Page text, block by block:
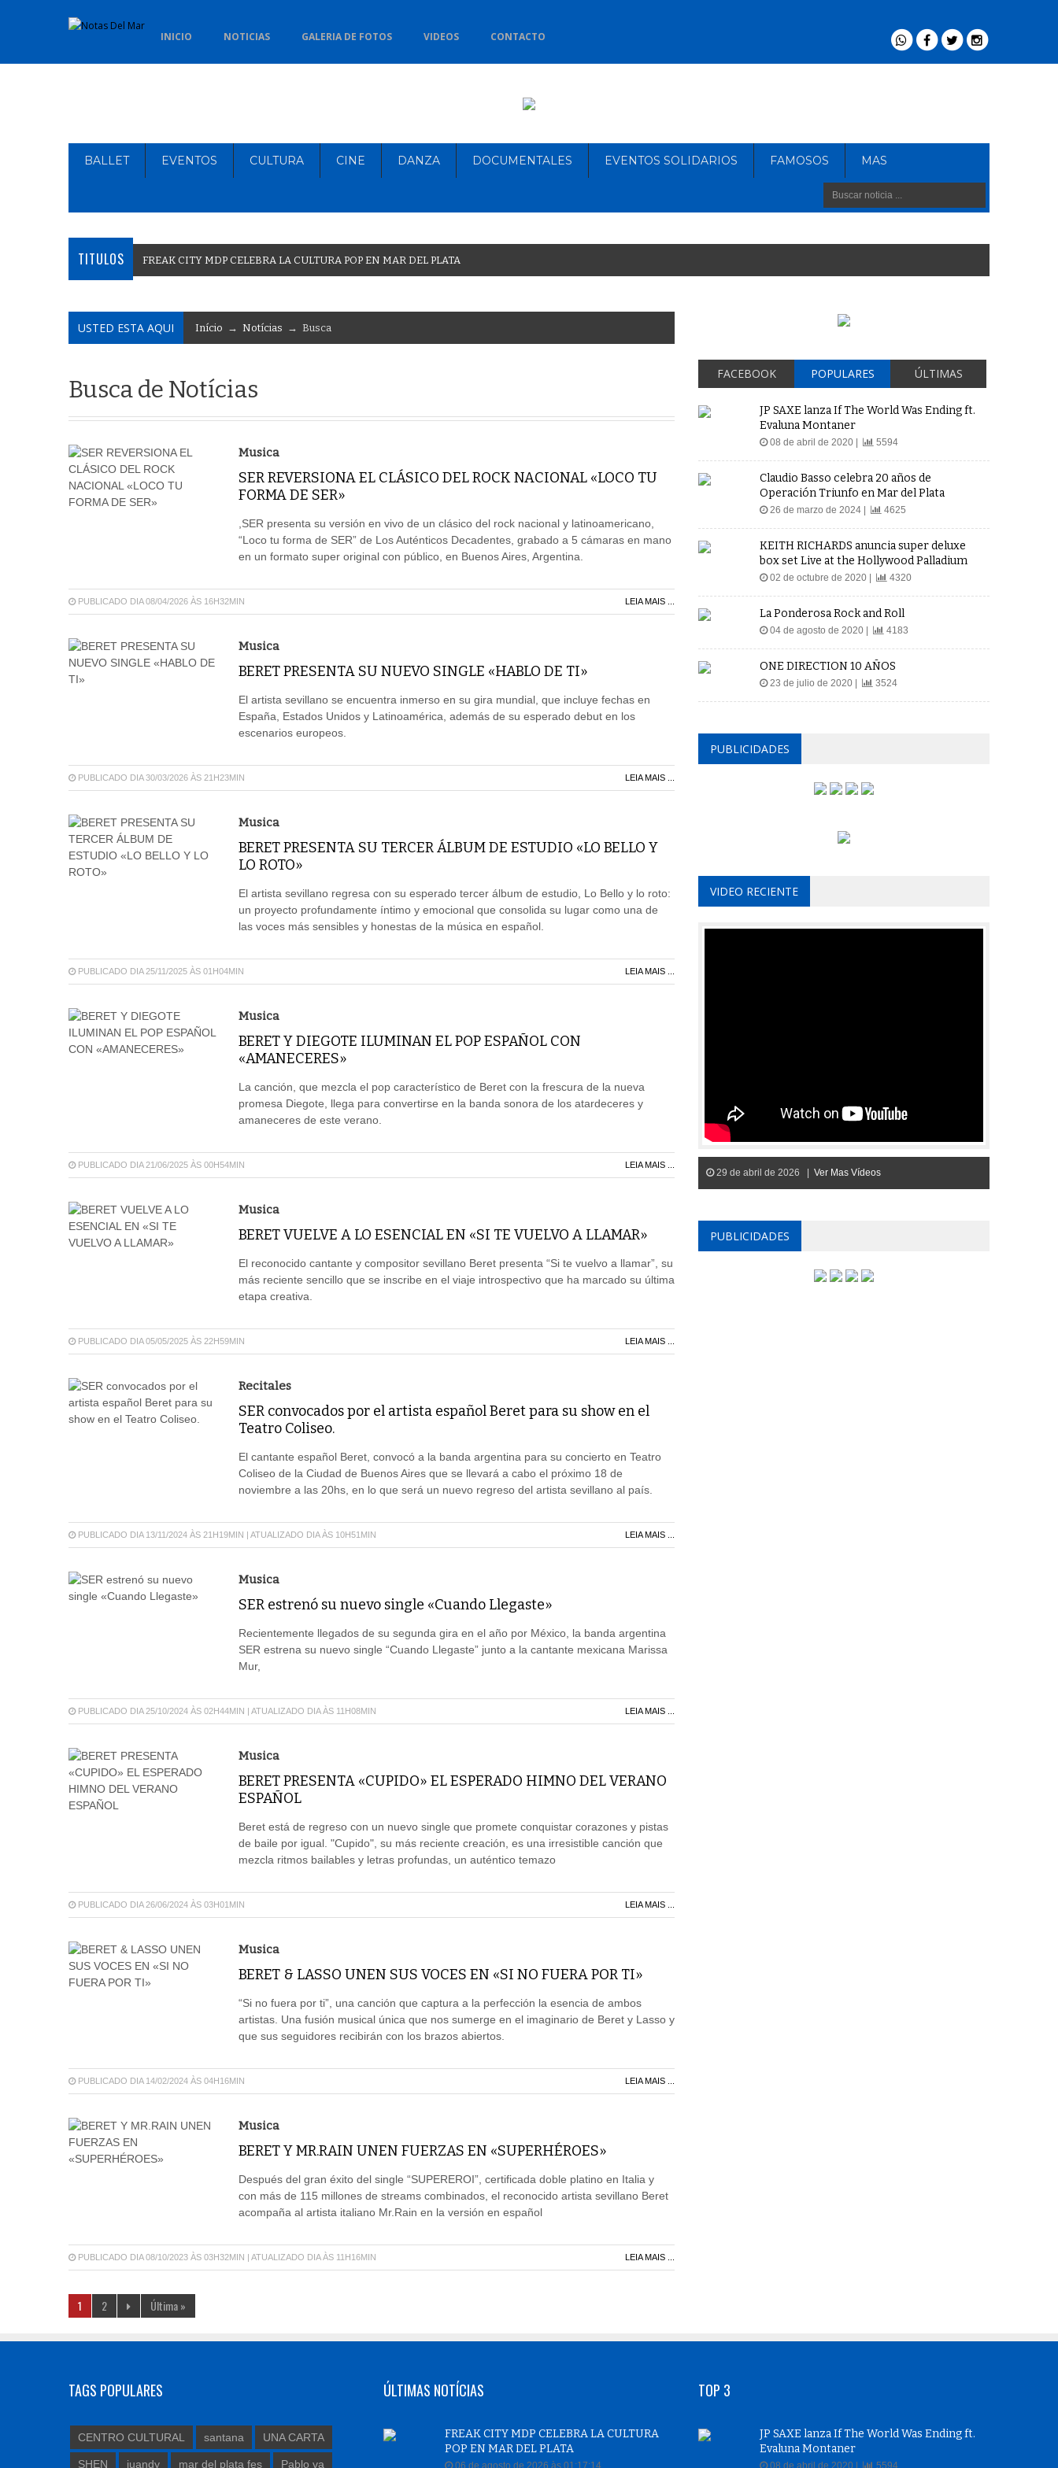
INICIO NOTICIAS GALERIA DE FOTOS VIDEOS CONTACTO
BALLET EVENTOS CULTURA CINE DANZA DOCUMENTALES EVENTOS SOLIDARIOS FAMOSOS MAS
TITULOS FREAK CITY MDP CELEBRA LA CULTURA POP EN MAR DEL PLATA
USTED ESTA AQUI Início → Notícias → Busca
Busca de Notícias
Musica
SER REVERSIONA EL CLÁSICO DEL ROCK NACIONAL «LOCO TU
FORMA DE SER»
,SER presenta su versión en vivo de un clásico del rock nacional y latinoamericano,
“Loco tu forma de SER” de Los Auténticos Decadentes, grabado a 5 cámaras en mano
en un formato super original con público, en Buenos Aires, Argentina.
PUBLICADO DIA 08/04/2026 ÀS 16H32MIN LEIA MAIS ...
Musica
BERET PRESENTA SU NUEVO SINGLE «HABLO DE TI»
El artista sevillano se encuentra inmerso en su gira mundial, que incluye fechas en
España, Estados Unidos y Latinoamérica, además de su esperado debut en los
escenarios europeos.
PUBLICADO DIA 30/03/2026 ÀS 21H23MIN LEIA MAIS ...
Musica
BERET PRESENTA SU TERCER ÁLBUM DE ESTUDIO «LO BELLO Y
LO ROTO»
El artista sevillano regresa con su esperado tercer álbum de estudio, Lo Bello y lo roto:
un proyecto profundamente íntimo y emocional que consolida su lugar como una de
las voces más sensibles y honestas de la música en español.
PUBLICADO DIA 25/11/2025 ÀS 01H04MIN LEIA MAIS ...
Musica
BERET Y DIEGOTE ILUMINAN EL POP ESPAÑOL CON
«AMANECERES»
La canción, que mezcla el pop característico de Beret con la frescura de la nueva
promesa Diegote, llega para convertirse en la banda sonora de los atardeceres y
amaneceres de este verano.
PUBLICADO DIA 21/06/2025 ÀS 00H54MIN LEIA MAIS ...
Musica
BERET VUELVE A LO ESENCIAL EN «SI TE VUELVO A LLAMAR»
El reconocido cantante y compositor sevillano Beret presenta “Si te vuelvo a llamar”, su
más reciente sencillo que se inscribe en el viaje introspectivo que ha marcado su última
etapa creativa.
PUBLICADO DIA 05/05/2025 ÀS 22H59MIN LEIA MAIS ...
Recitales
SER convocados por el artista español Beret para su show en el
Teatro Coliseo.
El cantante español Beret, convocó a la banda argentina para su concierto en Teatro
Coliseo de la Ciudad de Buenos Aires que se llevará a cabo el próximo 18 de
noviembre a las 20hs, en lo que será un nuevo regreso del artista sevillano al país.
PUBLICADO DIA 13/11/2024 ÀS 21H19MIN | ATUALIZADO DIA ÀS 10H51MIN LEIA MAIS ...
Musica
SER estrenó su nuevo single «Cuando Llegaste»
Recientemente llegados de su segunda gira en el año por México, la banda argentina
SER estrena su nuevo single “Cuando Llegaste” junto a la cantante mexicana Marissa
Mur,
PUBLICADO DIA 25/10/2024 ÀS 02H44MIN | ATUALIZADO DIA ÀS 11H08MIN LEIA MAIS ...
Musica
BERET PRESENTA «CUPIDO» EL ESPERADO HIMNO DEL VERANO
ESPAÑOL
Beret está de regreso con un nuevo single que promete conquistar corazones y pistas
de baile por igual. "Cupido", su más reciente creación, es una irresistible canción que
mezcla ritmos bailables y letras profundas, un auténtico temazo
PUBLICADO DIA 26/06/2024 ÀS 03H01MIN LEIA MAIS ...
Musica
BERET & LASSO UNEN SUS VOCES EN «SI NO FUERA POR TI»
“Si no fuera por ti”, una canción que captura a la perfección la esencia de ambos
artistas. Una fusión musical única que nos sumerge en el imaginario de Beret y Lasso y
que sus seguidores recibirán con los brazos abiertos.
PUBLICADO DIA 14/02/2024 ÀS 04H16MIN LEIA MAIS ...
Musica
BERET Y MR.RAIN UNEN FUERZAS EN «SUPERHÉROES»
Después del gran éxito del single “SUPEREROI”, certificada doble platino en Italia y
con más de 115 millones de streams combinados, el reconocido artista sevillano Beret
acompaña al artista italiano Mr.Rain en la versión en español
PUBLICADO DIA 08/10/2023 ÀS 03H32MIN | ATUALIZADO DIA ÀS 11H16MIN LEIA MAIS ...
1 2 Última »
FACEBOOK POPULARES ÚLTIMAS
JP SAXE lanza If The World Was Ending ft.
Evaluna Montaner
08 de abril de 2020 | 5594
Claudio Basso celebra 20 años de
Operación Triunfo en Mar del Plata
26 de marzo de 2024 | 4625
KEITH RICHARDS anuncia super deluxe
box set Live at the Hollywood Palladium
02 de octubre de 2020 | 4320
La Ponderosa Rock and Roll
04 de agosto de 2020 | 4183
ONE DIRECTION 10 AÑOS
23 de julio de 2020 | 3524
PUBLICIDADES
VIDEO RECIENTE
29 de abril de 2026 | Ver Mas Vídeos
PUBLICIDADES
TAGS POPULARES
CENTRO CULTURAL santana UNA CARTA
SHEN juandy mar del plata fes Pablo va
ÚLTIMAS NOTÍCIAS
FREAK CITY MDP CELEBRA LA CULTURA
POP EN MAR DEL PLATA
06 de agosto de 2026 às 01:17:14
TOP 3
JP SAXE lanza If The World Was Ending ft.
Evaluna Montaner
08 de abril de 2020 | 5594